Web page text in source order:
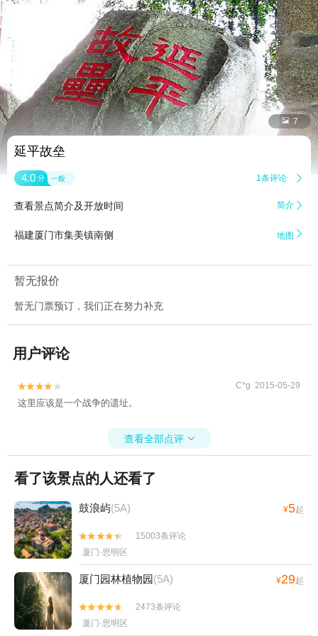
 7
延平故垒
4.0 分 一般 1条评论 
查看景点简介及开放时间 简介 
福建厦门市集美镇南侧 地图 
暂无报价
暂无门票预订，我们正在努力补充
用户评论

 C*g 2015-05-29
这里应该是一个战争的遗址。
查看全部点评 
看了该景点的人还看了
鼓浪屿(5A) ¥5起


15003条评论
厦门·思明区
厦门园林植物园(5A) ¥29起


2473条评论
厦门·思明区